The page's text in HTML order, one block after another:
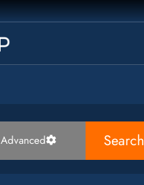
Search
Advanced